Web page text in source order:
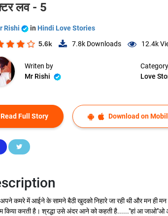
लव - 5
Rishi in Hindi Love Stories
5.6k 7.8k Downloads 12.4k
Writen by
Mr Rishi
Category
Love
Read Full Story Download on
अपने कमरे में आईने के सामने बैठी खुदको निहारे जा रही थी और मन ही
किया करती है। श्रद्धा उसे अंदर आने को कहती है......"हां आ